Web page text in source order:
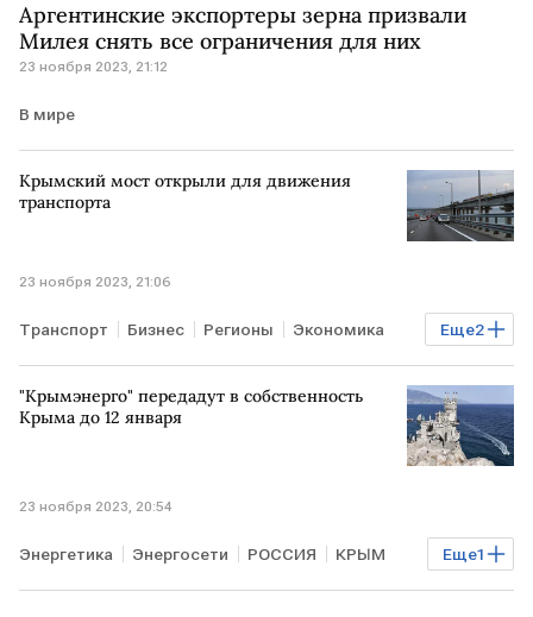
Аргентинские экспортеры зерна призвали
Милея снять все ограничения для них
23 ноября 2023, 21:12
В мире
Крымский мост открыли для движения
транспорта
23 ноября 2023, 21:06
Еще2
Транспорт Бизнес Регионы Экономика
РОССИЯ Крымский мост
"Крымэнерго" передадут в собственность
Крыма до 12 января
23 ноября 2023, 20:54
Еще1
Энергетика Энергосети РОССИЯ КРЫМ
Крымэнерго